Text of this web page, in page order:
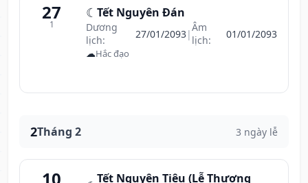
27
1
☾ Tết Nguyên Đán
Dương
lịch:
27/01/2093|Âm
lịch:
01/01/2093
☁Hắc đạo
2Tháng 2 3 ngày lễ
Tết Nguyên Tiêu (Lễ Thượng